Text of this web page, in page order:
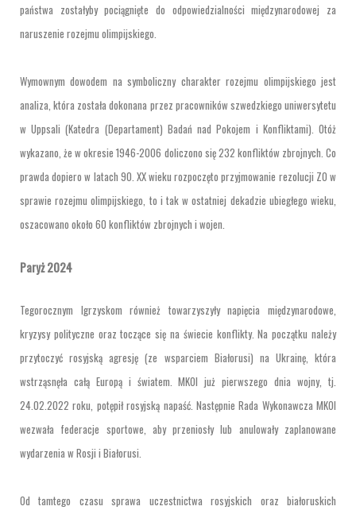
państwa zostałyby pociągnięte do odpowiedzialności międzynarodowej za
naruszenie rozejmu olimpijskiego.
Wymownym dowodem na symboliczny charakter rozejmu olimpijskiego jest
analiza, która została dokonana przez pracowników szwedzkiego uniwersytetu
w Uppsali (Katedra (Departament) Badań nad Pokojem i Konfliktami). Otóż
wykazano, że w okresie 1946-2006 doliczono się 232 konfliktów zbrojnych. Co
prawda dopiero w latach 90. XX wieku rozpoczęto przyjmowanie rezolucji ZO w
sprawie rozejmu olimpijskiego, to i tak w ostatniej dekadzie ubiegłego wieku,
oszacowano około 60 konfliktów zbrojnych i wojen.
Paryż 2024
Tegorocznym Igrzyskom również towarzyszyły napięcia międzynarodowe,
kryzysy polityczne oraz toczące się na świecie konflikty. Na początku należy
przytoczyć rosyjską agresję (ze wsparciem Białorusi) na Ukrainę, która
wstrząsnęła całą Europą i światem. MKOI już pierwszego dnia wojny, tj.
24.02.2022 roku, potępił rosyjską napaść. Następnie Rada Wykonawcza MKOI
wezwała federacje sportowe, aby przeniosły lub anulowały zaplanowane
wydarzenia w Rosji i Białorusi.
Od tamtego czasu sprawa uczestnictwa rosyjskich oraz białoruskich